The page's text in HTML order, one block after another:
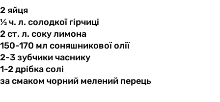
2 яйця
½ ч. л. солодкої гірчиці
2 ст. л. соку лимона
150-170 мл соняшниковоїолії
2-3 зубчикичаснику
1-2 дрібкасолі
за смаком чорний мелений перець